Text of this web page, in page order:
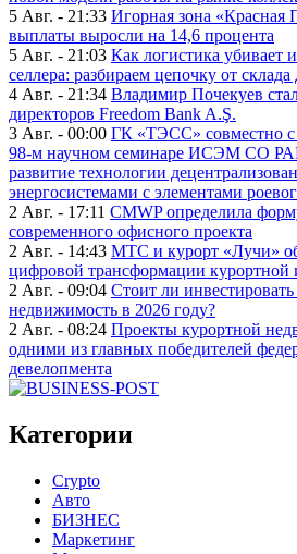
5 Авг. - 21:33 Игорная зона «Красная
выплаты выросли на 14,6 процента
5 Авг. - 21:03 Как логистика убивает
селлера: разбираем цепочку от склада
4 Авг. - 21:34 Владимир Почекуев
директоров Freedom Bank A.Ş.
3 Авг. - 00:00 ГК «ТЭСС» совместно
98-м научном семинаре ИСЭМ СО
развитие технологии
энергосистемами с элементами
2 Авг. - 17:11 CMWP определила
современного офисного проекта
2 Авг. - 14:43 МТС и курорт «Лучи»
цифровой трансформации курортной
2 Авг. - 09:04 Стоит ли
недвижимость в 2026 году?
2 Авг. - 08:24 Проекты курортной
одними из главных победителей
девелопмента
Категории
Crypto
Авто
БИЗНЕС
Маркетинг